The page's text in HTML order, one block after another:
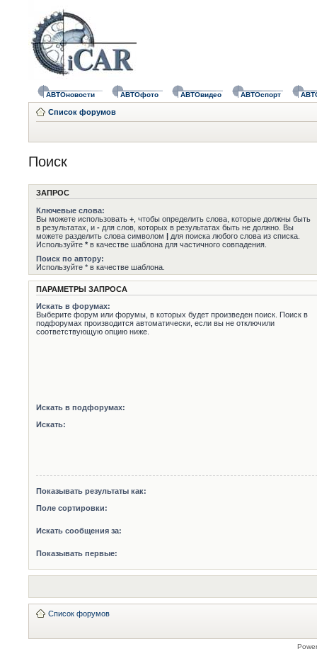
АВТОновости АВТОфото АВТОвидео АВТОспорт
Список форумов
Поиск
ЗАПРОС
Ключевые слова:
Вы можете использовать + , чтобы определить слова, которые должны быть
в результатах, и - для слов, которых в результатах быть не должно. Вы
можете разделить слова символом | для поиска любого слова из списка.
Используйте * в качестве шаблона для частичного совпадения.
Поиск по автору:
Используйте * в качестве шаблона.
ПАРАМЕТРЫ ЗАПРОСА
Искать в форумах:
Выберите форум или форумы, в которых будет произведен поиск. Поиск в
подфорумах производится автоматически, если вы не отключили
соответствующую опцию ниже.
Искать в подфорумах:
Искать:
Показывать результаты как:
Поле сортировки:
Искать сообщения за:
Показывать первые:
Список форумов